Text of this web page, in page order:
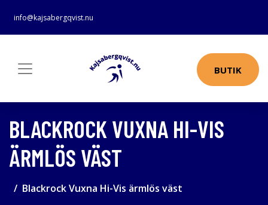
info@kajsabergqvist.nu
BUTIK
BLACKROCK VUXNA HI-VIS
ÄRMLÖS VÄST
Blackrock Vuxna Hi-Vis ärmlös väst